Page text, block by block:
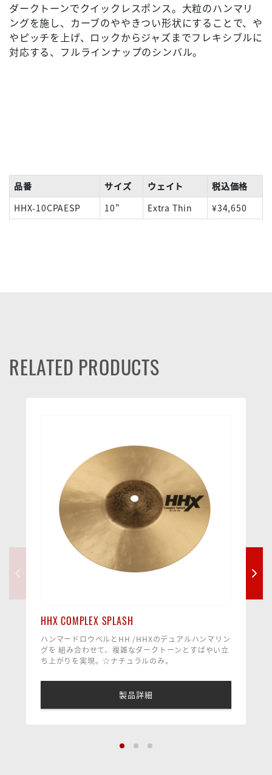
ダークトーンでクイックレスポンス。大粒のハンマリ
ングを施し、カーブのややきつい形状にすることで、や
やピッチを上げ、ロックからジャズまでフレキシブルに
対応する、フルラインナップのシンバル。
品番 サイズ ウェイト
税込価格
HHX-10CPAESP
10" Extra Thin ¥34,650
RELATED PRODUCTS
HHX COMPLEX SPLASH
ハンマードロウベルとHH /HHXのデュアルハンマリン
グを 組み合わせて、複雑なダークトーンとすばやい立
ち上がりを実現。☆ナチュラルのみ。
製品詳細